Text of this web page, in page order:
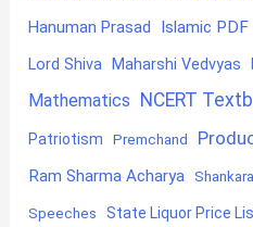
Hanuman Prasad Islamic PDF
Lord Shiva Maharshi Vedvyas
Mathematics NCERT
Patriotism Premchand
Ram Sharma Acharya
Speeches State Liquor Price